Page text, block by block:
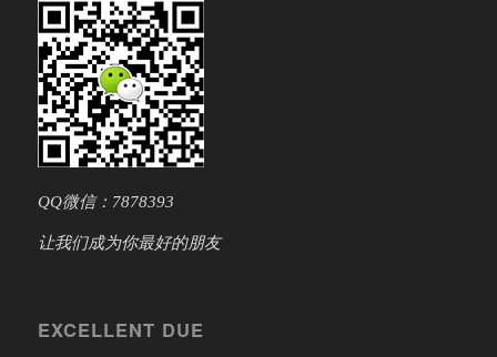
QQ微信：7878393
让我们成为你最好的朋友
EXCELLENT DUE